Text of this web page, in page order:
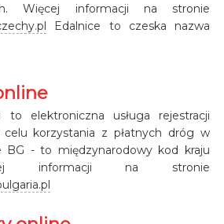
Więcej informacji na stronie
Edalnice to czeska nazwa
to elektroniczna usługa rejestracji
korzystania z płatnych dróg w
BG - to międzynarodowy kod kraju
informacji na stronie